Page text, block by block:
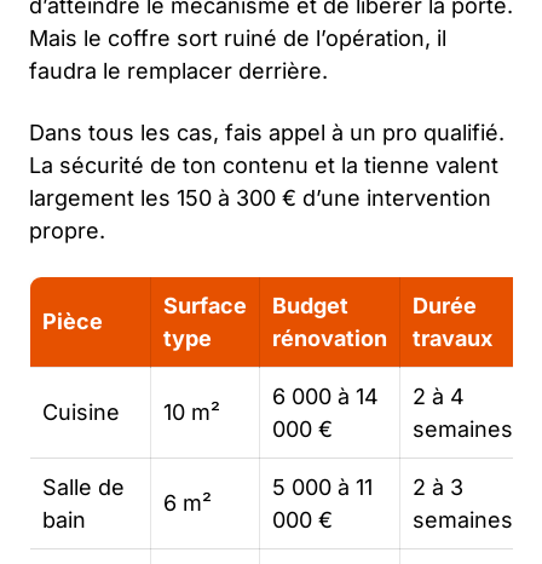
d’atteindre le mécanisme et de libérer la porte.
Mais le coffre sort ruiné de l’opération, il
faudra le remplacer derrière.
Dans tous les cas, fais appel à un pro qualifié.
La sécurité de ton contenu et la tienne valent
largement les 150 à 300 € d’une intervention
propre.
Pièce
Surface
type
Budget
rénovation
Durée
travaux
Cuisine 10 m²
6 000 à 14
000 €
2 à 4
semaines
Salle de
bain
6 m²
5 000 à 11
000 €
2 à 3
semaines